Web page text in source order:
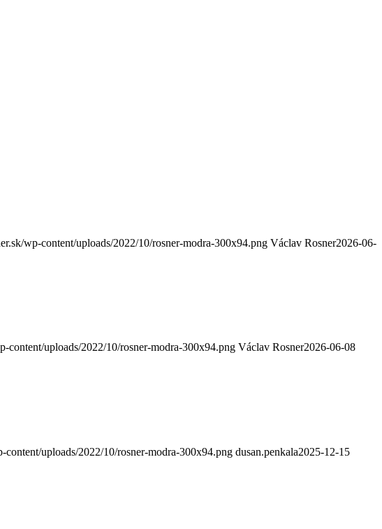
wp-content/uploads/2022/10/rosner-modra-300x94.png Václav Rosner2026-06-
content/uploads/2022/10/rosner-modra-300x94.png Václav Rosner2026-06-08
content/uploads/2022/10/rosner-modra-300x94.png dusan.penkala2025-12-15